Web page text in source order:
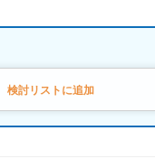
検討リストに追加